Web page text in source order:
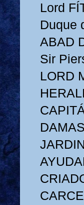
Lord
Duque
ABAD
Sir
LORD